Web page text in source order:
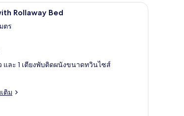
ยในห้องพัก เครื่องนอนระดับพรีเมียม, ผ้านวมขนเป็ด, มินิบ
Rollaway Bed
ตร
และ 1 เตียงพับติดผนังขนาดทวินไซส์
ติม